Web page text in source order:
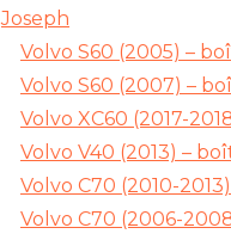
Joseph
Volvo S60 (2005) –
Volvo S60 (2007) –
Volvo XC60 (2017-
Volvo V40 (2013) –
Volvo C70 (2010-
Volvo C70 (2006-